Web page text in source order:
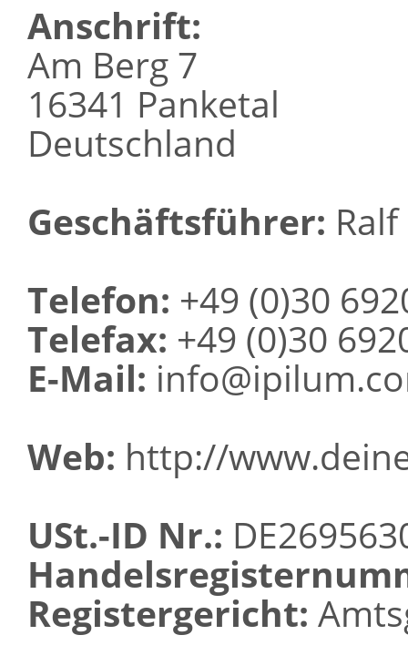
Anschrift:
Am Berg 7
16341 Panketal
Deutschland
Geschäftsführer:
Telefon: +49 (0)30
Telefax: +49 (0)30
E-Mail:
Web: http://
USt.-ID Nr.:
Registergericht: